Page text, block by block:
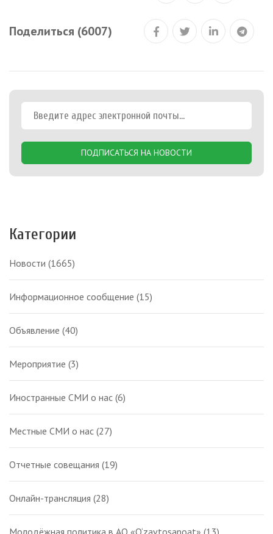
Поделиться (6007)
ПОДПИСАТЬСЯ НА НОВОСТИ
Категории
Новости (1665)
Информационное сообщение (15)
Объявление (40)
Мероприятие (3)
Иностранные СМИ о нас (6)
Местные СМИ о нас (27)
Отчетные совещания (19)
Онлайн-трансляция (28)
Молодёжная политика в АО «O‘zavtosanoat» (13)